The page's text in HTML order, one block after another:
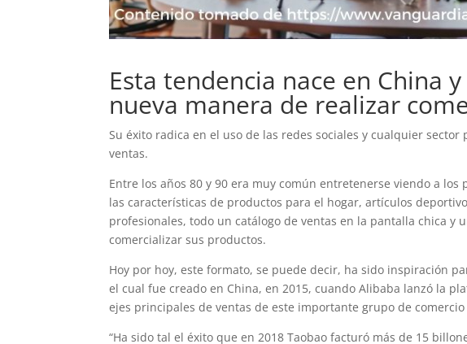
Esta tendencia nace en China
nueva manera de realizar
Su éxito radica en el uso de las redes sociales y cualquier
ventas.
Entre los años 80 y 90 era muy común entretenerse viendo a
las características de productos para el hogar, artículos
profesionales, todo un catálogo de ventas en la pantalla chica y
comercializar sus productos.
Hoy por hoy, este formato, se puede decir, ha sido inspiración
el cual fue creado en China, en 2015, cuando Alibaba lanzó la
ejes principales de ventas de este importante grupo de
“Ha sido tal el éxito que en 2018 Taobao facturó más de 15